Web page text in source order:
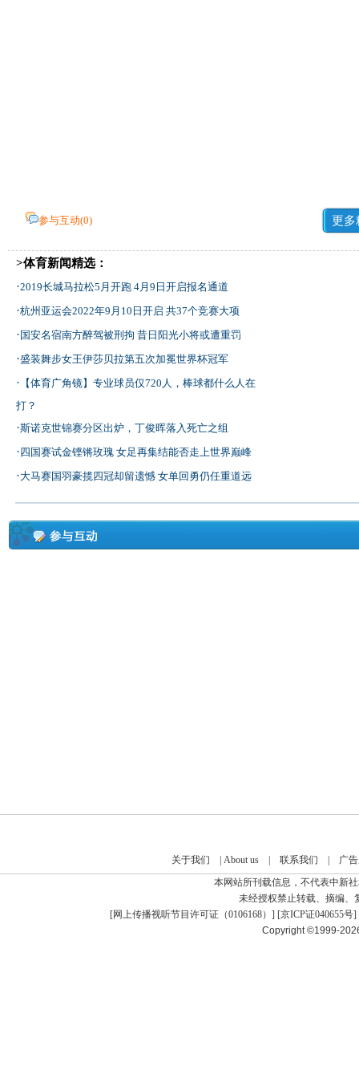
参与互动(0) 更多
>体育新闻精选：
·2019长城马拉松5月开跑 4月9日开启报名通道
·杭州亚运会2022年9月10日开启 共37个竞赛大项
·国安名宿南方醉驾被刑拘 昔日阳光小将或遭重罚
·盛装舞步女王伊莎贝拉第五次加冕世界杯冠军
· 【体育广角镜】专业球员仅720人，棒球都什么人在
打？
·斯诺克世锦赛分区出炉，丁俊晖落入死亡之组
·四国赛试金铿锵玫瑰 女足再集结能否走上世界巅峰
·大马赛国羽豪揽四冠却留遗憾 女单回勇仍任重道远
关于我们 | About us| 联系我们 |
广
本网站所刊载信息，不代表中新
未经授权禁止转载、摘编、
[网上传播视听节目许可证（0106168） ] [京ICP证040655号]
Copyright ©1999-